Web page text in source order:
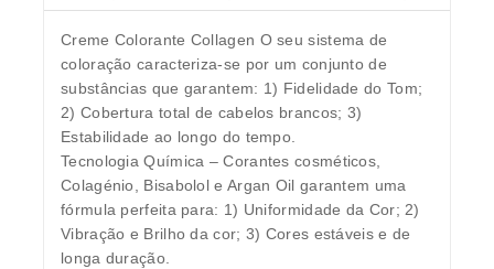
Creme Colorante Collagen O seu sistema de
coloração caracteriza-se por um conjunto de
substâncias que garantem: 1) Fidelidade do Tom;
2) Cobertura total de cabelos brancos; 3)
Estabilidade ao longo do tempo.
Tecnologia Química – Corantes cosméticos,
Colagénio, Bisabolol e Argan Oil garantem uma
fórmula perfeita para: 1) Uniformidade da Cor; 2)
Vibração e Brilho da cor; 3) Cores estáveis e de
longa duração.